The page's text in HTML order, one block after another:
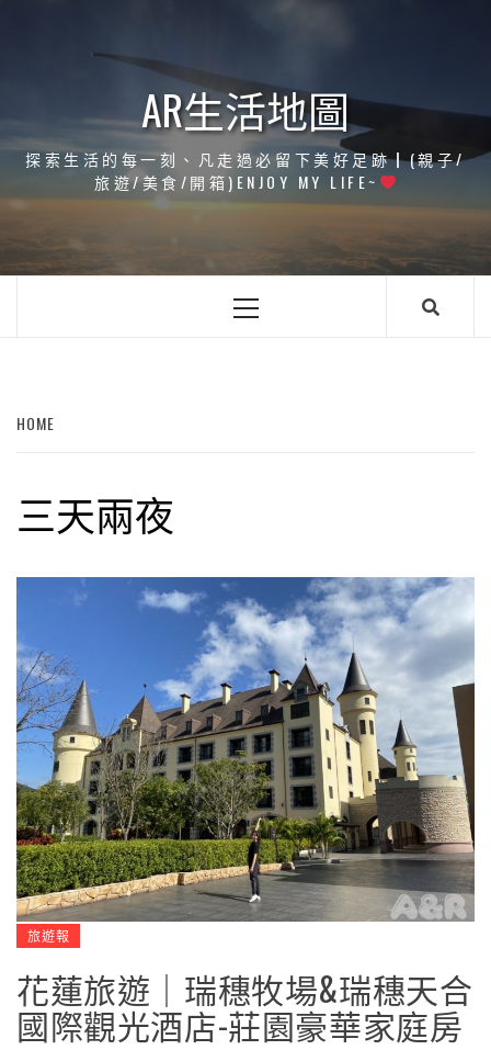
AR生活地圖
探索生活的每一刻、凡走過必留下美好足跡┃(親子/
旅遊/美食/開箱)ENJOY MY LIFE~
Primary
HOME
三天兩夜
旅遊報
花蓮旅遊｜瑞穗牧場&瑞穗天合
國際觀光酒店-莊園豪華家庭房